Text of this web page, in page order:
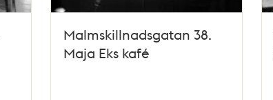
Malmskillnadsgatan 38.
Maja Eks kafé